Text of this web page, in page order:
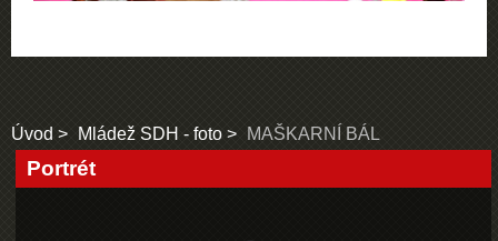
Úvod Mládež SDH - foto MAŠKARNÍ BÁL
Portrét